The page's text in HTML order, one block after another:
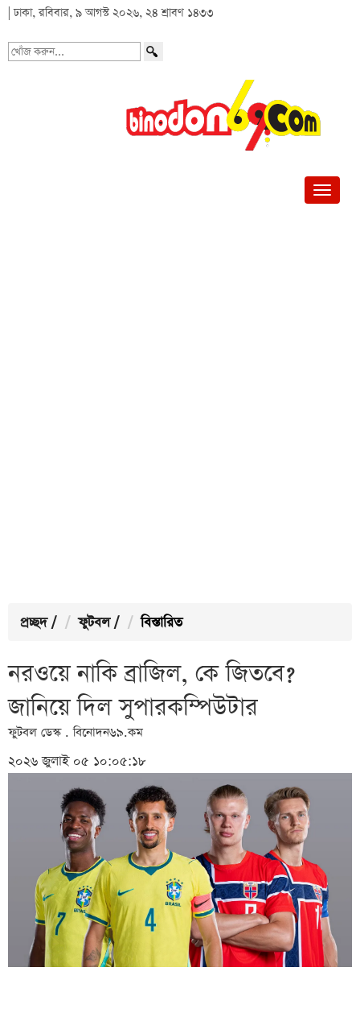
| ঢাকা, রবিবার, ৯ আগস্ট ২০২৬, ২৪ শ্রাবণ ১৪৩৩
খোঁজ
প্রচ্ছদ / ফুটবল / বিস্তারিত
নরওয়ে নাকি ব্রাজিল, কে জিতবে?
জানিয়ে দিল সুপারকম্পিউটার
ফুটবল ডেস্ক . বিনোদন৬৯.কম
২০২৬ জুলাই ০৫ ১০:০৫:১৮